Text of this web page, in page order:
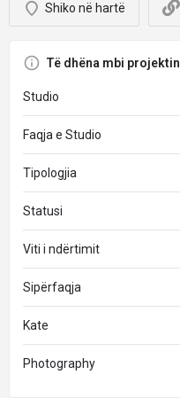
Shiko në hartë
Të dhëna mbi projektin
Studio
Faqja e Studio
Tipologjia
Statusi
Viti i ndërtimit
Sipërfaqja
Kate
Photography